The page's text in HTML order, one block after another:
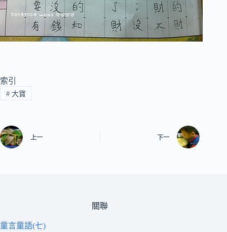
索引
#大寶
上一 下一
關聯
童言童語(七)